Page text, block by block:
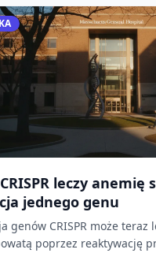
leczy anemię
jednego genu
genów CRISPR może teraz
poprzez reaktywację